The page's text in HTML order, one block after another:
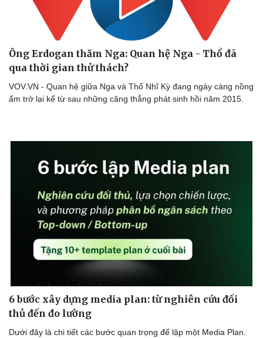
Ông Erdogan thăm Nga: Quan hệ Nga - Thổ đã
qua thời gian thử thách?
VOV.VN - Quan hệ giữa Nga và Thổ Nhĩ Kỳ đang ngày càng nồng
ấm trở lại kể từ sau những căng thẳng phát sinh hồi năm 2015.
6 bước xây dựng media plan: từ nghiên cứu đối
thủ đến đo lường
Dưới đây là chi tiết các bước quan trọng để lập một Media Plan.